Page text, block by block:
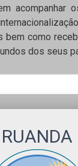
acompanhar
como
dos seus
RUANDA